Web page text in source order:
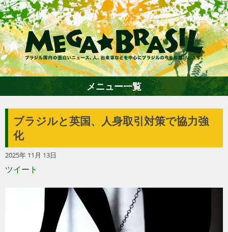
エンターテイメント
グルメ
メニュー一覧
ブラジルと英国、人身取引対策で協力強
化
2025年 11月 13日
ツイート